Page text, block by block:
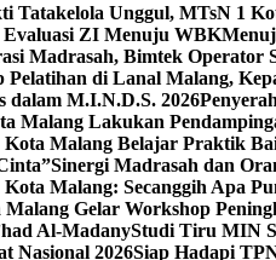
Tatakelola Unggul, MTsN 1
Evaluasi ZI Menuju WBK
Madrasah, Bimtek Operator
Pelatihan di Lanal Malang,
dalam M.I.N.D.S. 2026
Malang Lakukan
Kota Malang Belajar Praktik
Sinergi Madrasah dan
Malang: Secanggih Apa
Malang Gelar Workshop
Al-MadanyStudi Tiru MIN
Nasional 2026Siap Hadapi